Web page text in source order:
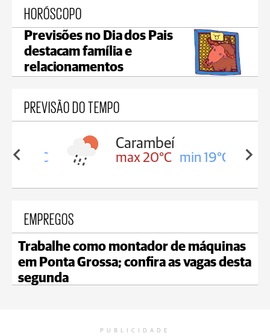
HORÓSCOPO
Previsões no Dia dos Pais
destacam família e
relacionamentos
PREVISÃO DO TEMPO
19°C
Carambeí
max 20°C min 19°C
EMPREGOS
Trabalhe como montador de máquinas
em Ponta Grossa; confira as vagas desta
segunda
PUBLICIDADE